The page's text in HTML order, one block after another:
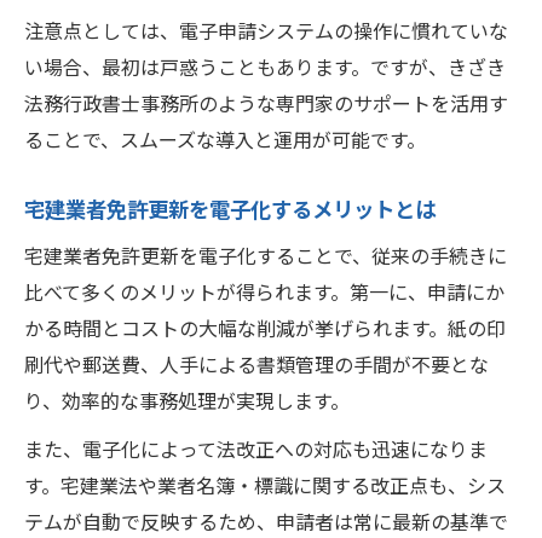
注意点としては、電子申請システムの操作に慣れていな
い場合、最初は戸惑うこともあります。ですが、きざき
法務行政書士事務所のような専門家のサポートを活用す
ることで、スムーズな導入と運用が可能です。
宅建業者免許更新を電子化するメリットとは
宅建業者免許更新を電子化することで、従来の手続きに
比べて多くのメリットが得られます。第一に、申請にか
かる時間とコストの大幅な削減が挙げられます。紙の印
刷代や郵送費、人手による書類管理の手間が不要とな
り、効率的な事務処理が実現します。
また、電子化によって法改正への対応も迅速になりま
す。宅建業法や業者名簿・標識に関する改正点も、シス
テムが自動で反映するため、申請者は常に最新の基準で